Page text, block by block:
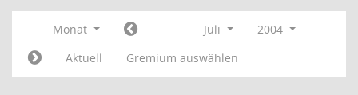
Monat Juli
2004
Aktuell
Gremium auswählen